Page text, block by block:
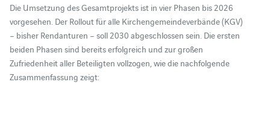
Die Umsetzung des Gesamtprojekts ist in vier Phasen bis 2026
vorgesehen. Der Rollout für alle Kirchengemeindeverbände (KGV)
– bisher Rendanturen – soll 2030 abgeschlossen sein. Die ersten
beiden Phasen sind bereits erfolgreich und zur großen
Zufriedenheit aller Beteiligten vollzogen, wie die nachfolgende
Zusammenfassung zeigt: